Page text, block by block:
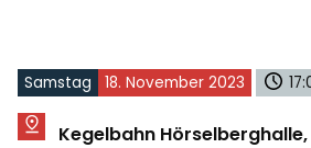
Samstag 18. November 2023
Kegelbahn